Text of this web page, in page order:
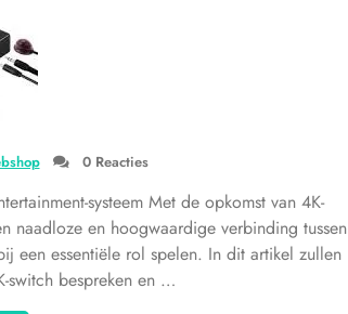
0 Reacties
systeem Met de opkomst van 4K-
naadloze en hoogwaardige verbinding tussen
een essentiële rol spelen. In dit artikel zullen
switch bespreken en …